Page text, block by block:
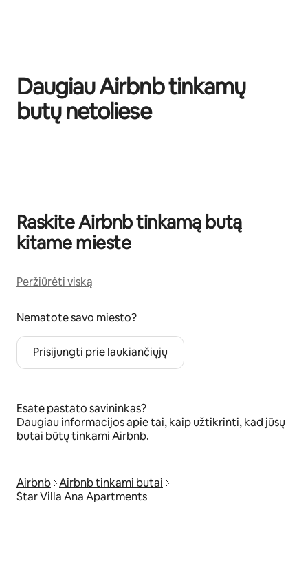
Daugiau Airbnb tinkamų
butų netoliese
Raskite Airbnb tinkamą butą
kitame mieste
Peržiūrėti viską
Nematote savo miesto?
Prisijungti prie laukiančiųjų
Esate pastato savininkas?
Daugiau informacijosapie tai, kaip užtikrinti, kad jūsų
butai būtų tinkami Airbnb.
Airbnb Airbnb tinkami butai
Star Villa Ana Apartments